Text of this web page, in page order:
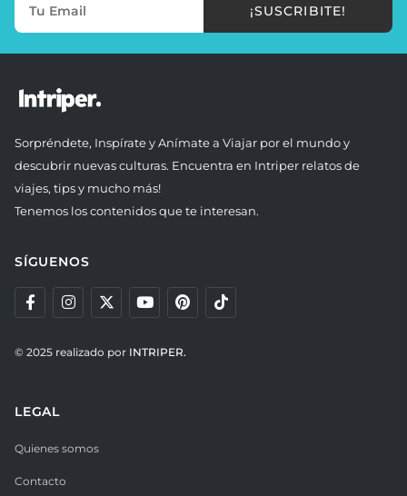
¡SUSCRIBITE!
Sorpréndete, Inspírate y Anímate a Viajar por el mundo y
descubrir nuevas culturas. Encuentra en Intriper relatos de
viajes, tips y mucho más!
Tenemos los contenidos que te interesan.
SÍGUENOS
© 2025 realizado por INTRIPER.
LEGAL
Quienes somos
Contacto